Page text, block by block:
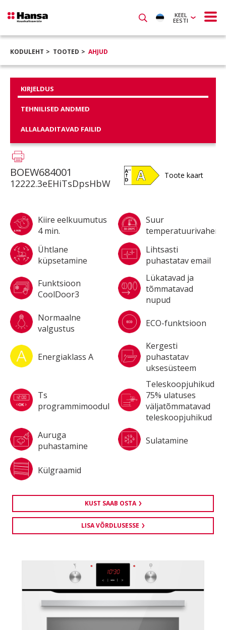
KEEL
EESTI
KODULEHT TOOTED AHJUD
KIRJELDUS
TEHNILISED ANDMED
ALLALAADITAVAD FAILID
BOEW684001
12222.3eEHiTsDpsHbW
Toote kaart
Kiire eelkuumutus
4 min.
Suur
Ühtlane
küpsetamine
Lihtsasti
puhastatav email
Funktsioon
CoolDoor3
Lükatavad ja
tõmmatavad
nupud
Normaalne
valgustus
ECO-funktsioon
Energiaklass A
Kergesti
puhastatav
uksesüsteem
Ts
programmimoodul
Teleskoopjuhikud
75% ulatuses
väljatõmmatavad
teleskoopjuhikud
Auruga
puhastamine
Sulatamine
Külgraamid
KUST SAAB OSTA
LISA VÕRDLUSESSE